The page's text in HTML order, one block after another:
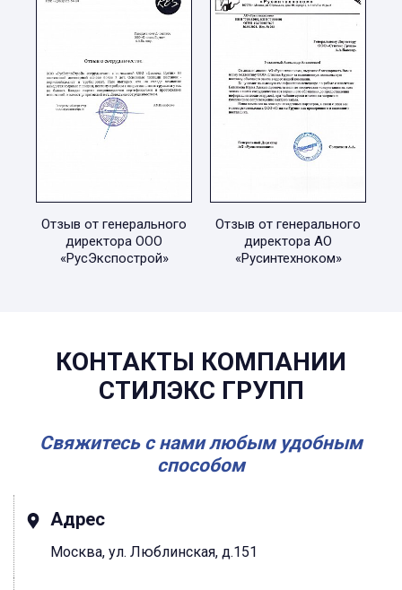
Отзыв от генерального
директора ООО
«РусЭкспострой»
Отзыв от генерального
директора АО
«Русинтехноком»
КОНТАКТЫ КОМПАНИИ
СТИЛЭКС ГРУПП
Свяжитесь с нами любым удобным
способом
Адрес
Москва, ул. Люблинская, д.151